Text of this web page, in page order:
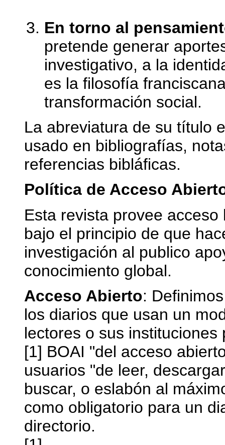
En torno al
pretende generar
investigativo, a la
es la filosofía
transformación social.
La abreviatura de su título
usado en bibliografías,
referencias bibláficas.
Política de Acceso
Esta revista provee
bajo el principio de que
investigación al publico
conocimiento global.
Acceso Abierto:
los diarios que usan un
lectores o sus
[1] BOAI "del acceso
usuarios "de leer,
buscar, o eslabón al
como obligatorio para un
directorio.